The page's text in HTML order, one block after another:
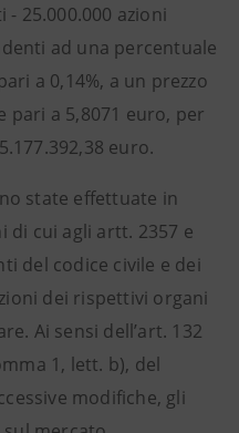
- 25.000.000 azioni
ad una percentuale
a 0,14%, a un prezzo
pari a 5,8071 euro, per
euro.
state effettuate in
di cui agli artt. 2357 e
del codice civile e dei
dei rispettivi organi
Ai sensi dell’art. 132
1, lett. b), del
modifiche, gli